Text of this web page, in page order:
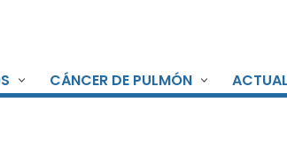
CÁNCER DE PULMÓN